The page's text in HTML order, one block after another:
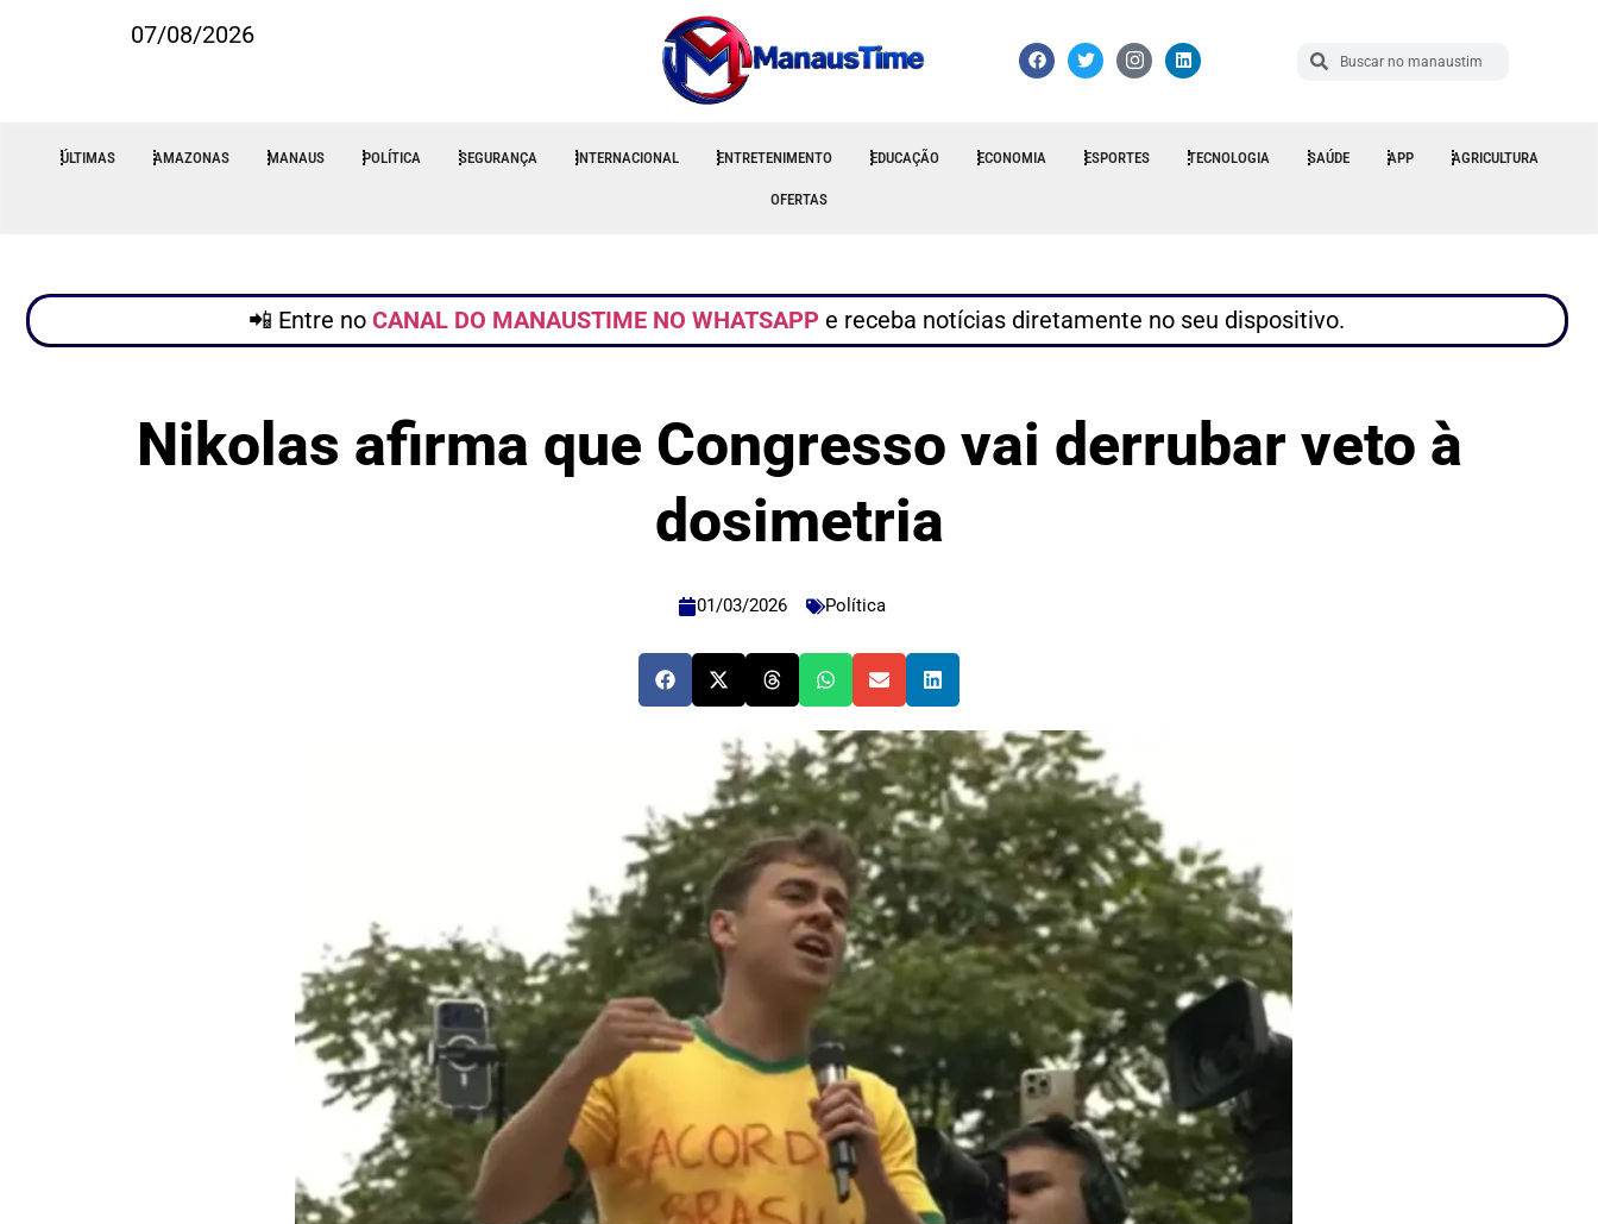
07/08/2026
ÚLTIMAS AMAZONAS MANAUS POLÍTICA SEGURANÇA INTERNACIONAL ENTRETENIMENTO EDUCAÇÃO ECONOMIA ESPORTES TECNOLOGIA SAÚDE APP AGRICULTURA
OFERTAS
📲 Entre no CANAL DO MANAUSTIME NO WHATSAPP e receba notícias diretamente no seu dispositivo.
Nikolas afirma que Congresso vai derrubar veto à
dosimetria
01/03/2026 Política